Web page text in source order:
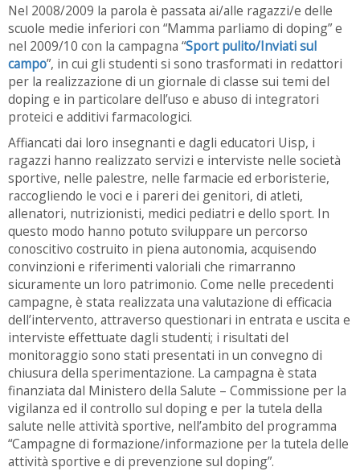
Nel 2008/2009 la parola è passata ai/alle ragazzi/e delle
scuole medie inferiori con “Mamma parliamo di doping” e
nel 2009/10 con la campagna “Sport pulito/Inviati sul
campo”, in cui gli studenti si sono trasformati in redattori
per la realizzazione di un giornale di classe sui temi del
doping e in particolare dell’uso e abuso di integratori
proteici e additivi farmacologici.
Affiancati dai loro insegnanti e dagli educatori Uisp, i
ragazzi hanno realizzato servizi e interviste nelle società
sportive, nelle palestre, nelle farmacie ed erboristerie,
raccogliendo le voci e i pareri dei genitori, di atleti,
allenatori, nutrizionisti, medici pediatri e dello sport. In
questo modo hanno potuto sviluppare un percorso
conoscitivo costruito in piena autonomia, acquisendo
convinzioni e riferimenti valoriali che rimarranno
sicuramente un loro patrimonio. Come nelle precedenti
campagne, è stata realizzata una valutazione di efficacia
dell’intervento, attraverso questionari in entrata e uscita e
interviste effettuate dagli studenti; i risultati del
monitoraggio sono stati presentati in un convegno di
chiusura della sperimentazione. La campagna è stata
finanziata dal Ministero della Salute – Commissione per la
vigilanza ed il controllo sul doping e per la tutela della
salute nelle attività sportive, nell’ambito del programma
“Campagne di formazione/informazione per la tutela delle
attività sportive e di prevenzione sul doping”.